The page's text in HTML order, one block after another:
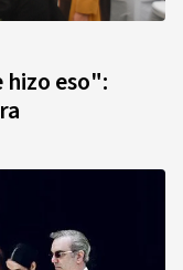
hizo eso":